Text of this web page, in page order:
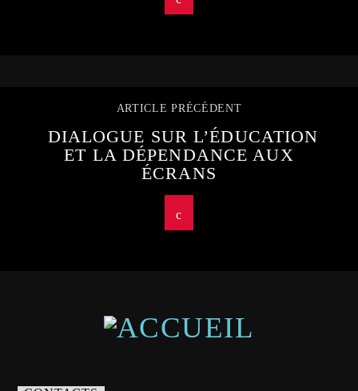
ARTICLE PRÉCÉDENT
DIALOGUE SUR L’ÉDUCATION
ET LA DÉPENDANCE AUX
ÉCRANS